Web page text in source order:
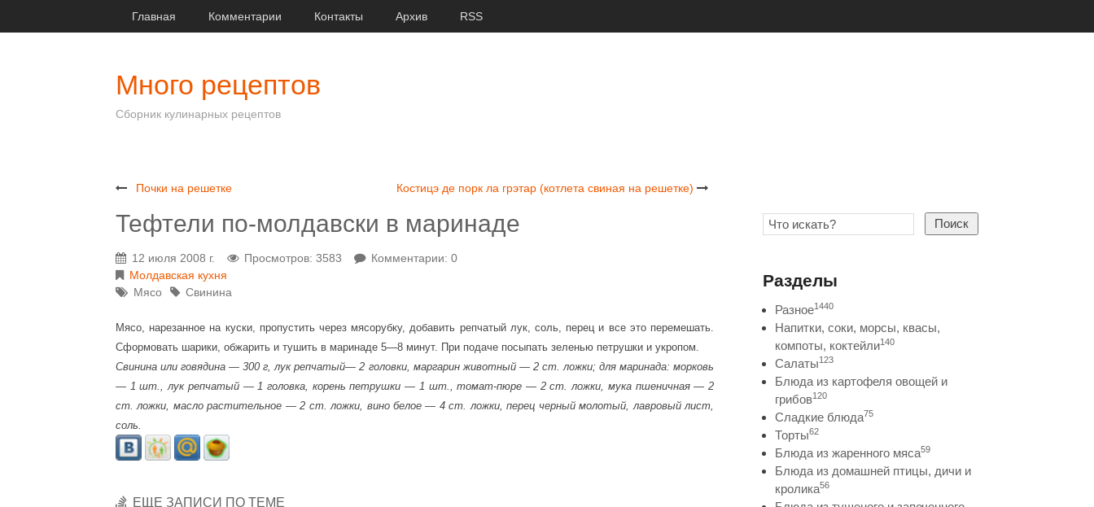
Главная Комментарии Контакты Архив RSS
Много рецептов
Сборник кулинарных рецептов
Почки на решетке Костицэ де порк ла грэтар (котлета свиная на решетке)
Тефтели по-молдавски в маринаде
12 июля 2008 г. Просмотров: 3583
Комментарии: 0
Молдавская кухня
Мясо
Свинина
Мясо, нарезанное на куски, пропустить через мясорубку, добавить репчатый лук, соль, перец и все это перемешать.
Сформовать шарики, обжарить и тушить в маринаде 5—8 минут. При подаче посыпать зеленью петрушки и укропом.
Свинина или говядина — 300 г, лук репчатый— 2 головки, маргарин животный — 2 ст. ложки; для маринада: морковь
— 1 шт., лук репчатый — 1 головка, корень петрушки — 1 шт., томат-пюре — 2 ст. ложки, мука пшеничная — 2
ст. ложки, масло растительное — 2 ст. ложки, вино белое — 4 ст. ложки, перец черный молотый, лавровый лист,
соль.
ЕЩЕ ЗАПИСИ ПО ТЕМЕ
Поиск
Разделы
Разное1440
Напитки, соки, морсы, квасы,
компоты, коктейли140
Салаты123
Блюда из картофеля овощей и
грибов120
Сладкие блюда75
Торты62
Блюда из жаренного мяса59
Блюда из домашней птицы, дичи и
кролика56